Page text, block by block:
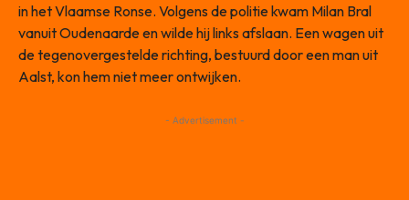
in het Vlaamse Ronse. Volgens de politie kwam Milan Bral
vanuit Oudenaarde en wilde hij links afslaan. Een wagen uit
de tegenovergestelde richting, bestuurd door een man uit
Aalst, kon hem niet meer ontwijken.
- Advertisement -